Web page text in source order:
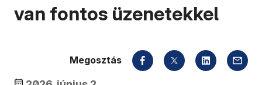
van fontos üzenetekkel
Megosztás